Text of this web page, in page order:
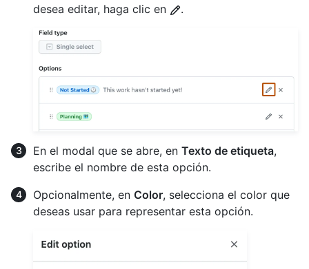
desea editar, haga clic en
.
En el modal que se abre, en Texto de etiqueta,
escribe el nombre de esta opción.
Opcionalmente, en Color, selecciona el color que
deseas usar para representar esta opción.